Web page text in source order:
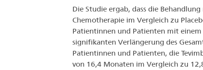
Die Studie ergab, dass die
Chemotherapie im Vergleich zu
Patientinnen und Patienten mit einem
signifikanten Verlängerung des
Patientinnen und Patienten, die
von 16,4 Monaten im Vergleich zu